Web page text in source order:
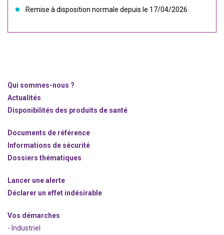
Remise à disposition normale depuis le 17/04/2026
Qui sommes-nous ?
Actualités
Disponibilités des produits de santé
Documents de référence
Informations de sécurité
Dossiers thématiques
Lancer une alerte
Déclarer un effet indésirable
Vos démarches
- Industriel